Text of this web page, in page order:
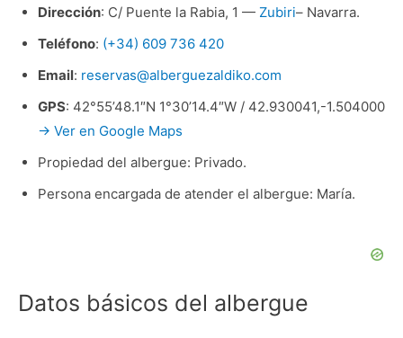
Dirección: C/ Puente la Rabia, 1 — Zubiri– Navarra.
Teléfono: (+34) 609 736 420
Email: reservas@alberguezaldiko.com
GPS: 42°55’48.1″N 1°30’14.4″W / 42.930041,-1.504000
→ Ver en Google Maps
Propiedad del albergue: Privado.
Persona encargada de atender el albergue: María.
Datos básicos del albergue